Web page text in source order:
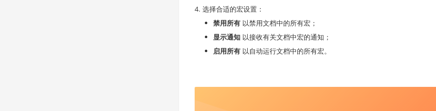
选择合适的宏设置：
禁用所有 以禁用文档中的所有宏；
显示通知 以接收有关文档中宏的通知；
启用所有 以自动运行文档中的所有宏。